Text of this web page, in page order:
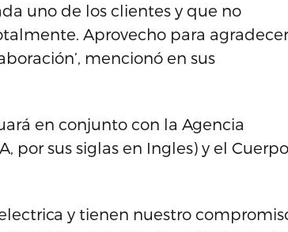
uno de los clientes y que no
Aprovecho para agradecer
mencionó en sus
en conjunto con la Agencia
por sus siglas en Ingles) y el Cuerpo
y tienen nuestro